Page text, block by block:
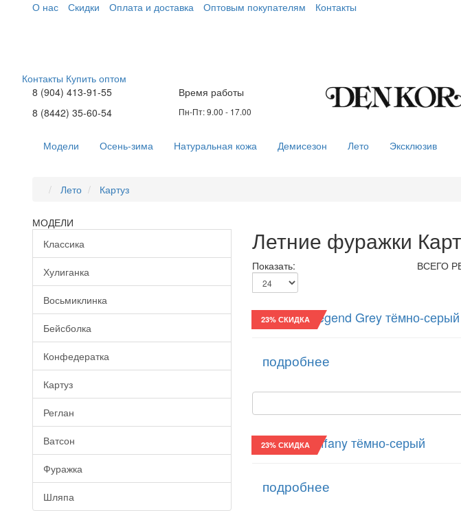
О нас Скидки Оплата и доставка Оптовым покупателям Контакты
Контакты Купить оптом
8 (904) 413-91-55
8 (8442) 35-60-54
Время работы
Пн-Пт: 9.00 - 17.00
Модели Осень-зима Натуральная кожа Демисезон Лето Эксклюзив
Лето Картуз
МОДЕЛИ
Классика
Хулиганка
Восьмиклинка
Бейсболка
Конфедератка
Картуз
Реглан
Ватсон
Фуражка
Шляпа
Летние фуражки
Показать: ВСЕГО
23% СКИДКА
Картуз/22 Legend Grey тёмно-серый
подробнее
23% СКИДКА
Картуз/22 Tiffany тёмно-серый
подробнее